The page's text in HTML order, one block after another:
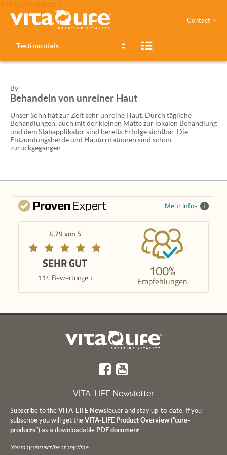
Contact
Testimonials
By
Behandeln von unreiner Haut
Unser Sohn hat zur Zeit sehr unreine Haut. Durch tägliche
Behandlungen, auch mit der kleinen Matte zur lokalen Behandlung
und dem Stabapplikator sind bereits Erfolge sichtbar. Die
Entzündungsherde und Hautirritationen sind schon
zurückgegangen.
Mehr Infos
4,79 von 5
SEHR GUT
114 Bewertungen 100%
Empfehlungen
VITA-LIFE Newsletter
Subscribe to the VITA-LIFE Newsletter and stay up-to-date. If you
subscribe you will get the VITA-LIFE Product Overview ("core-
products") as a downloadable PDF document.
You may unsuscribe at any time.